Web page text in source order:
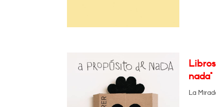
nada"
La